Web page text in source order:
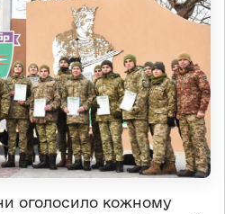
оголосило кожному